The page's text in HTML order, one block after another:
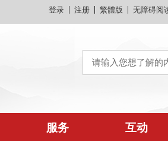
登录 注册 繁體版 无障碍阅
服务 互动